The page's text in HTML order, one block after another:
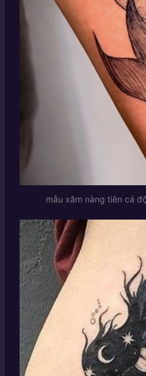
mẫu xăm nàng tiên cá